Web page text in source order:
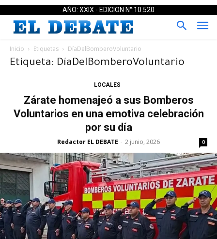
AÑO: XXIX - EDICION N°:10.520
Inicio Etiquetas DíaDelBomberoVoluntario
Etiqueta: DíaDelBomberoVoluntario
LOCALES
Zárate homenajeó a sus Bomberos
Voluntarios en una emotiva celebración
por su día
Redactor EL DEBATE - 2 junio, 2026 0